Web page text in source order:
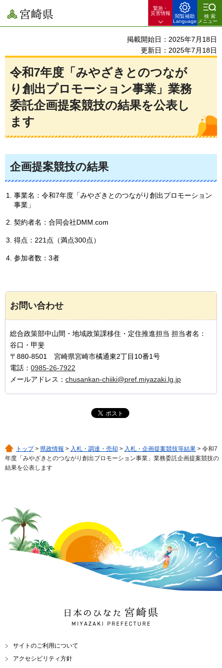
宮崎県
緊急・
災害情報
閲覧補助
Language
検索
メニュー
掲載開始日：2025年7月18日
更新日：2025年7月18日
令和7年度「みやざきとのつなが
り創出プロモーション事業」業務
委託企画提案競技の結果を公表し
ます
企画提案競技の結果
事業名：令和7年度「みやざきとのつながり創出プロモーション
事業」
契約者名：合同会社DMM.com
得点：221点（満点300点）
参加者数：3者
お問い合わせ
総合政策部中山間・地域政策課移住・定住推進担当 担当者名：
谷口・甲斐
〒880-8501 宮崎県宮崎市橘通東2丁目10番1号
電話： 0985-26-7922
メールアドレス： chusankan-chiiki@pref.miyazaki.lg.jp
トップ> 県政情報 > 入札・調達・売却 > 入札・企画提案競技等結果 > 令和7
年度「みやざきとのつながり創出プロモーション事業」業務委託企画提案競技の
結果を公表します
日本のひなた 宮崎県
MIYAZAKI PREFECTURE
サイトのご利用について
アクセシビリティ方針